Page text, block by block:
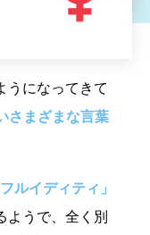
うになってきて
さまざまな言葉
ルイディティ」
ようで、全く別